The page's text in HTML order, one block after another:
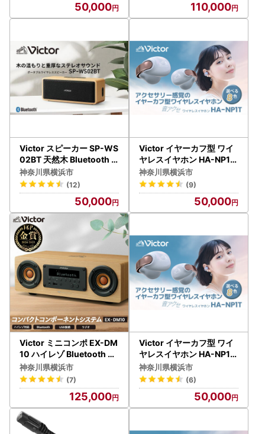
50,000 110,000
Victor スピーカー SP-WS
02BT 天然木 Bluetooth
オーディオ 家電 AJZ000
8
神奈川県横浜市
(12)
50,000
Victor イヤーカフ型 ワイ
ヤレスイヤホン HA-NP1T
ティールブルー イヤホン
AJZ0014VC01
神奈川県横浜市
(9)
50,000
Victor ミニコンポ EX-DM
10 ハイレゾ Bluetooth オ
ーディオ 家電 スピーカー
AJZ0006
神奈川県横浜市
(7)
125,000
Victor イヤーカフ型 ワイ
ヤレスイヤホン HA-NP1T
-B コールブラック イヤホ
ン AJZ0014VC02
神奈川県横浜市
(6)
50,000